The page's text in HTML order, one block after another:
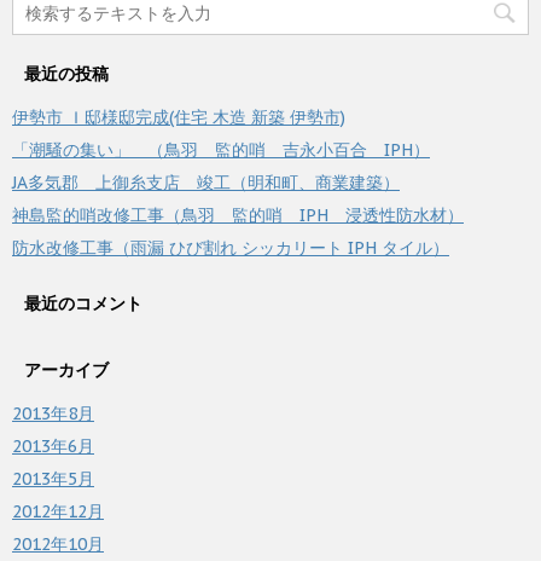
最近の投稿
伊勢市 Ｉ邸様邸完成(住宅 木造 新築 伊勢市)
「潮騒の集い」 （鳥羽 監的哨 吉永小百合 IPH）
JA多気郡 上御糸支店 竣工（明和町、商業建築）
神島監的哨改修工事（鳥羽 監的哨 IPH 浸透性防水材）
防水改修工事（雨漏 ひび割れ シッカリート IPH タイル）
最近のコメント
アーカイブ
2013年8月
2013年6月
2013年5月
2012年12月
2012年10月